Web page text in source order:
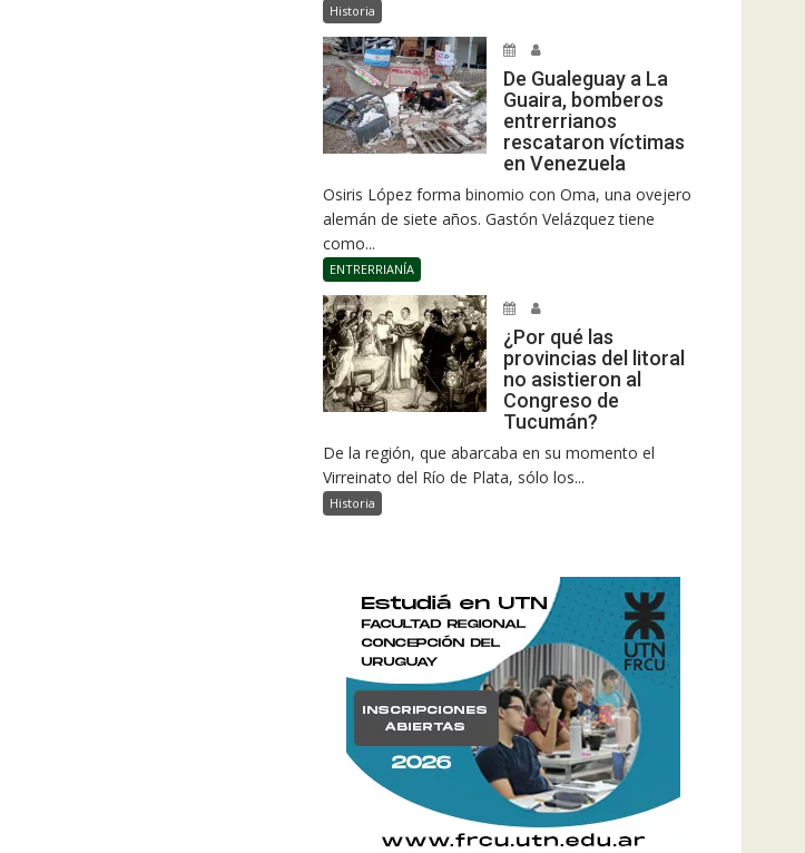
Historia
De Gualeguay a La
Guaira, bomberos
entrerrianos
rescataron víctimas
en Venezuela
Osiris López forma binomio con Oma, una ovejero
alemán de siete años. Gastón Velázquez tiene
como...
ENTRERRIANÍA
¿Por qué las
provincias del litoral
no asistieron al
Congreso de
Tucumán?
De la región, que abarcaba en su momento el
Virreinato del Río de Plata, sólo los...
Historia